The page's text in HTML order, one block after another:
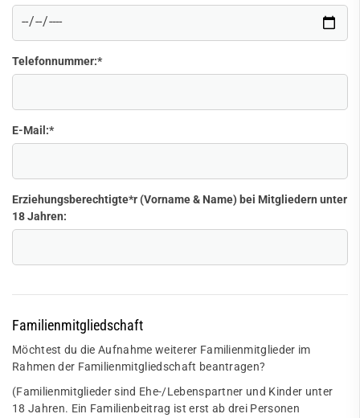
Telefonnummer:*
E-Mail:*
Erziehungsberechtigte*r (Vorname & Name) bei Mitgliedern unter
18 Jahren:
Familienmitgliedschaft
Möchtest du die Aufnahme weiterer Familienmitglieder im
Rahmen der Familienmitgliedschaft beantragen?
(Familienmitglieder sind Ehe-/Lebenspartner und Kinder unter
18 Jahren. Ein Familienbeitrag ist erst ab drei Personen